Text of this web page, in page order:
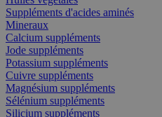
Suppléments d'acides aminés
Mineraux
Calcium suppléments
Jode suppléments
Potassium suppléments
Cuivre suppléments
Magnésium suppléments
Sélénium suppléments
Silicium suppléments